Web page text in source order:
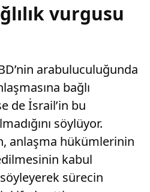
vurgusu
arabuluculuğunda
bağlı
de İsrail’in bu
söylüyor.
anlaşma hükümlerinin
kabul
sürecin